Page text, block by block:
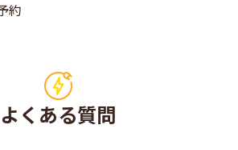
約
よくある質問